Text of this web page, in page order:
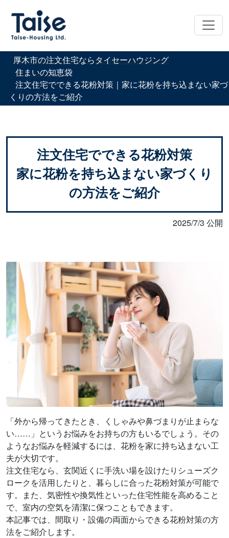
厚木市の注文住宅ならタイセーハウジング
住まいの知恵袋
注文住宅でできる花粉対策｜家に花粉を持ち込まない家づ
くりの方法をご紹介
注文住宅でできる花粉対策
家に花粉を持ち込まない家づくり
の方法をご紹介
2025/7/3 公開
「外から帰ってきたとき、くしゃみや鼻づまりが止まらな
い……」というお悩みをお持ちの方もいるでしょう。その
ようなお悩みを軽減するには、花粉を家に持ち込まない工
夫が大切です。
注文住宅なら、玄関近くに手洗い場を設けたりシューズク
ロークを活用したりと、暮らしに合った花粉対策が可能で
す。また、気密性や換気性といった住宅性能を高めること
で、室内の空気を清潔に保つこともできます。
本記事では、間取り・設備の両面からできる花粉対策の方
法をご紹介します。